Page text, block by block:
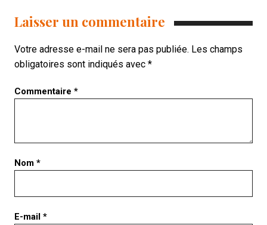
Laisser un commentaire
Votre adresse e-mail ne sera pas publiée. Les champs
obligatoires sont indiqués avec *
Commentaire *
Nom *
E-mail *